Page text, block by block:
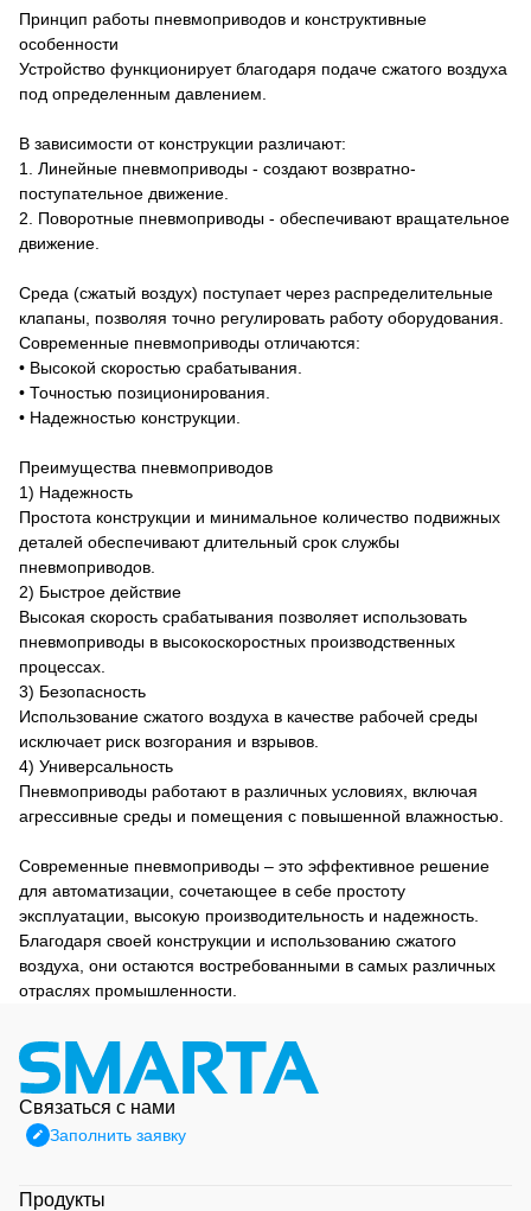
Принцип работы пневмоприводов и конструктивные
особенности
Устройство функционирует благодаря подаче сжатого воздуха
под определенным давлением.
В зависимости от конструкции различают:
1. Линейные пневмоприводы - создают возвратно-
поступательное движение.
2. Поворотные пневмоприводы - обеспечивают вращательное
движение.
Среда (сжатый воздух) поступает через распределительные
клапаны, позволяя точно регулировать работу оборудования.
Современные пневмоприводы отличаются:
• Высокой скоростью срабатывания.
• Точностью позиционирования.
• Надежностью конструкции.
Преимущества пневмоприводов
1) Надежность
Простота конструкции и минимальное количество подвижных
деталей обеспечивают длительный срок службы
пневмоприводов.
2) Быстрое действие
Высокая скорость срабатывания позволяет использовать
пневмоприводы в высокоскоростных производственных
процессах.
3) Безопасность
Использование сжатого воздуха в качестве рабочей среды
исключает риск возгорания и взрывов.
4) Универсальность
Пневмоприводы работают в различных условиях, включая
агрессивные среды и помещения с повышенной влажностью.
Современные пневмоприводы – это эффективное решение
для автоматизации, сочетающее в себе простоту
эксплуатации, высокую производительность и надежность.
Благодаря своей конструкции и использованию сжатого
воздуха, они остаются востребованными в самых различных
отраслях промышленности.
Связаться с нами
Заполнить заявку
Продукты